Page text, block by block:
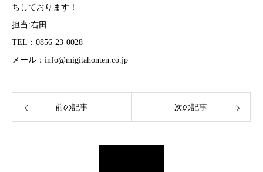
ちしております！
担当:右田
TEL：0856-23-0028
メール：info@migitahonten.co.jp
前の記事 次の記事